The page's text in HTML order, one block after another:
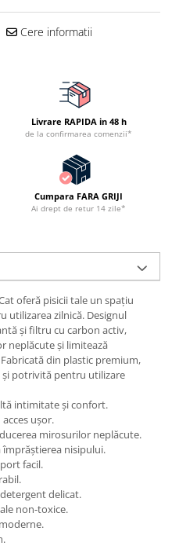
Cere informatii
Livrare RAPIDA in 48 h
de la confirmarea comenzii*
Cumpara FARA GRIJI
Ai drept de retur 14 zile*
oferă pisicii tale un spațiu
utilizarea zilnică. Designul
și filtru cu carbon activ,
neplăcute și limitează
din plastic premium,
potrivită pentru utilizare
intimitate și confort.
ușor.
mirosurilor neplăcute.
împrăștierea nisipului.
facil.
delicat.
non-toxice.